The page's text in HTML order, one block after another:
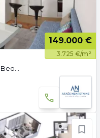
149.000 €
3.725 €/m²
Učiteljsko Naselje, Zvezdara opština, Beograd